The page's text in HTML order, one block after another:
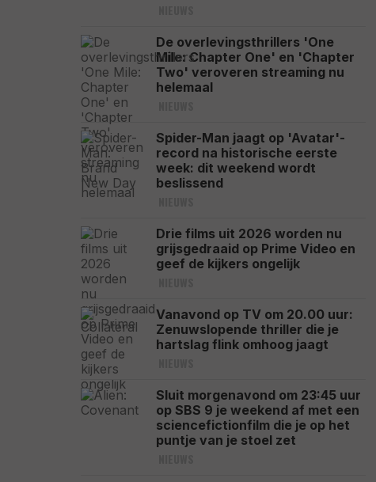
De overlevingsthrillers 'One
Mile: Chapter One' en 'Chapter
Two' veroveren streaming nu
helemaal
Spider-Man jaagt op 'Avatar'-
record na historische eerste
week: dit weekend wordt
beslissend
Drie films uit 2026 worden nu
grijsgedraaid op Prime Video en
geef de kijkers ongelijk
Vanavond op TV om 20.00 uur:
Zenuwslopende thriller die je
hartslag flink omhoog jaagt
Sluit morgenavond om 23:45 uur
op SBS 9 je weekend af met een
sciencefictionfilm die je op het
puntje van je stoel zet